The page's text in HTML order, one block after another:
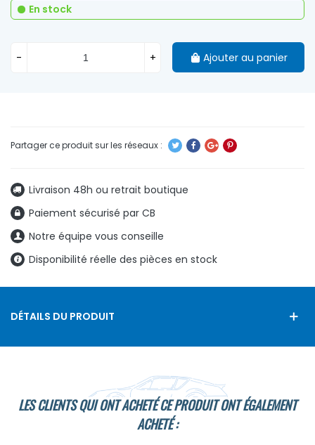
Livraison 48h ou retrait boutique
Paiement sécurisé par CB
Notre équipe vous conseille
Disponibilité réelle des pièces en stock
En stock
- + Ajouter au panier
DÉTAILS DU PRODUIT
LES CLIENTS QUI ONT ACHETÉ CE PRODUIT ONT ÉGALEMENT
ACHETÉ :